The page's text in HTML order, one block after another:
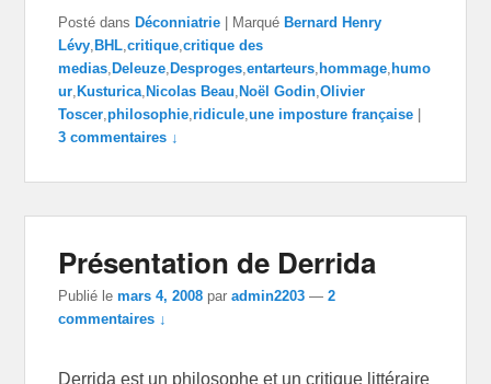
Posté dans Déconniatrie Marqué Bernard Henry
Lévy, BHL,critique,critique des
medias, Deleuze, Desproges,entarteurs, hommage, humo
ur, Kusturica, Nicolas Beau, Noël Godin,Olivier
Toscer,philosophie,ridicule,une imposture française
3 commentaires ↓
Présentation de Derrida
Publié lemars 4, 2008 paradmin2203 —2
commentaires ↓
Derrida est un philosophe et un critique littéraire